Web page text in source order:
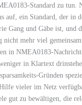
Standard zu tun.
auf, ein Standard, der in
Gang und Gäbe ist, und
nicht mehr viel
in NMEA0183-
in Klartext
Gründen
vieler im Netz
gut zu bewältigen, die